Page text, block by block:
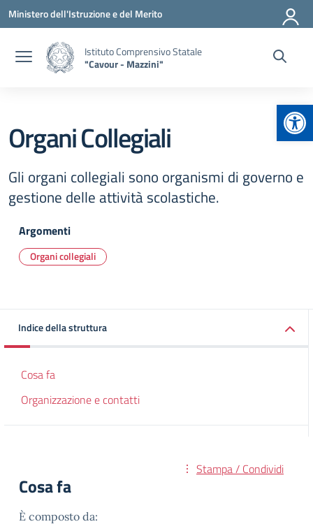
Vai ai contenuti
Vai al menu di navigazione
Vai al footer
Ministero dell'Istruzione e del Merito
Istituto Comprensivo Statale
"Cavour - Mazzini"
Organi Collegiali
Gli organi collegiali sono organismi di governo e
gestione delle attività scolastiche.
Argomenti
Organi collegiali
Indice della struttura
Cosa fa
Organizzazione e contatti
Stampa / Condividi
Cosa fa
È composto da: